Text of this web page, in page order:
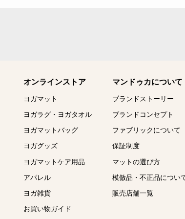
オンラインストア
ヨガマット
ヨガラグ・ヨガタオル
ヨガマットバッグ
ヨガグッズ
ヨガマットケア用品
アパレル
ヨガ雑貨
お買い物ガイド
マンドゥカについて
ブランドストーリー
ブランドコンセプト
ファブリックについて
保証制度
マットの選び方
模倣品・不正品につい
販売店舗一覧